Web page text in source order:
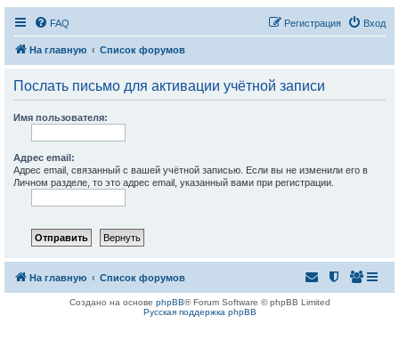
FAQ Вход
Регистрация
На главную Список форумов
Послать письмо для активации учётной записи
Имя пользователя:
Адрес email:
Адрес email, связанный с вашей учётной записью. Если вы не изменили его в
Личном разделе, то это адрес email, указанный вами при регистрации.
На главную Список форумов
Создано на основе phpBB® Forum Software © phpBB Limited
Русская поддержка phpBB